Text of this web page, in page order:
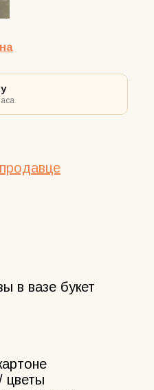
в вазе букет
цветы